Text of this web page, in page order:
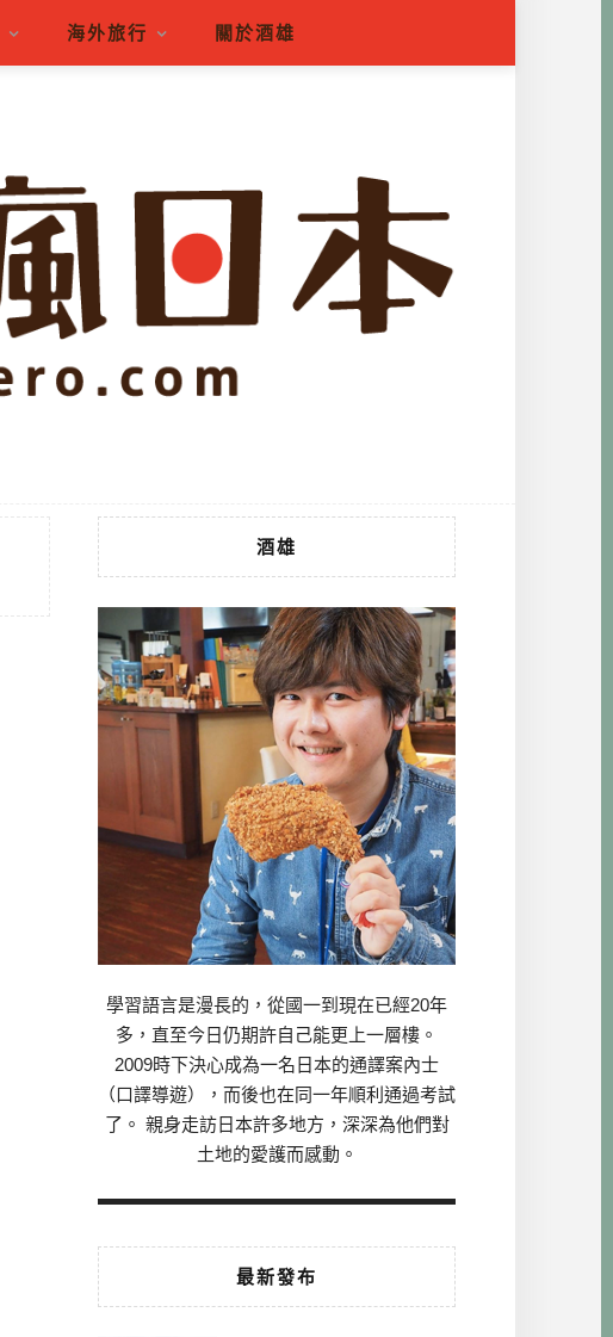
海外旅行 關於酒雄
酒雄
學習語言是漫長的，從國一到現在已經20年
多，直至今日仍期許自己能更上一層樓。
2009時下決心成為一名日本的通譯案內士
（口譯導遊），而後也在同一年順利通過考試
了。 親身走訪日本許多地方，深深為他們對
土地的愛護而感動。
最新發布